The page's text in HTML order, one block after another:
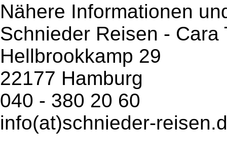
Nähere Informationen
Schnieder Reisen - Cara
Hellbrookkamp 29
22177 Hamburg
040 - 380 20 60
info(at)schnieder-